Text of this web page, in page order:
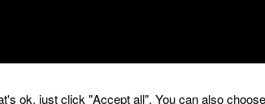
ok, just click "Accept all". You can also